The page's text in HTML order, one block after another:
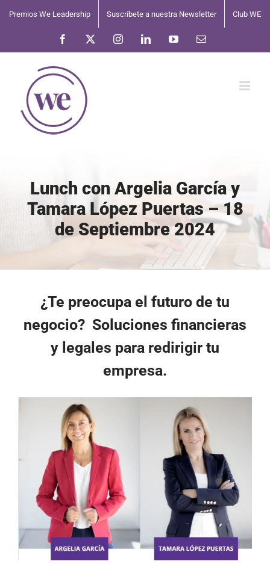
Premios We Leadership Suscríbete a nuestra Newsletter Club WE
Facebook InstagramLinkedInYouTubeCorreo
Lunch con Argelia García y
Tamara López Puertas – 18
de Septiembre 2024
¿Te preocupa el futuro de tu
negocio? Soluciones financieras
y legales para redirigir tu
empresa.